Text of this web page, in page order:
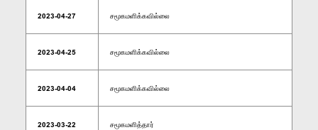
2023-04-27 சமூகமளிக்கவில்லை
2023-04-25 சமூகமளிக்கவில்லை
2023-04-04 சமூகமளிக்கவில்லை
2023-03-22 சமூகமளித்தார்